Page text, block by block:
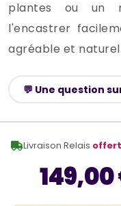
plantes ou un
l'encastrer
agréable et naturel.
💬 Une question
Livraison Relais